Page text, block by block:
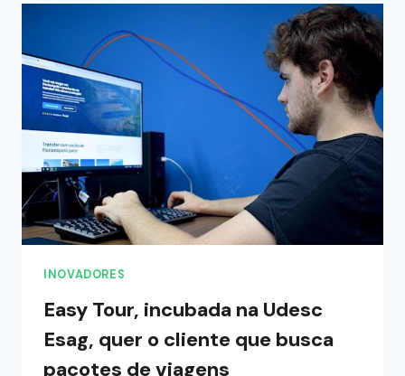
INOVADORES
Easy Tour, incubada na Udesc
Esag, quer o cliente que busca
pacotes de viagens